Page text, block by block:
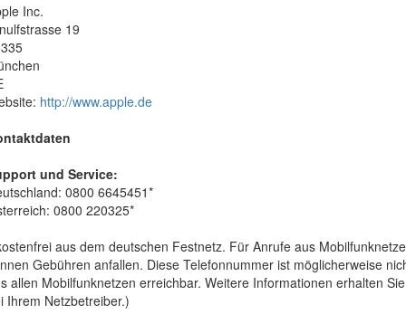
Inc.
19
http://www.apple.de
und Service:
0800 6645451*
0800 220325*
aus dem deutschen Festnetz. Für Anrufe aus
Gebühren anfallen. Diese Telefonnummer ist möglicherweise
allen Mobilfunknetzen erreichbar. Weitere Informationen erhalten Sie
Ihrem Netzbetreiber.)